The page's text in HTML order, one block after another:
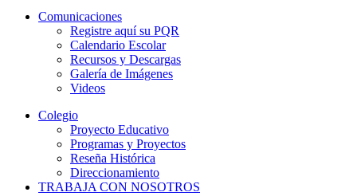
Comunicaciones
Registre aquí su PQR
Calendario Escolar
Recursos y Descargas
Galería de Imágenes
Videos
Colegio
Proyecto Educativo
Programas y Proyectos
Reseña Histórica
Direccionamiento
TRABAJA CON NOSOTROS